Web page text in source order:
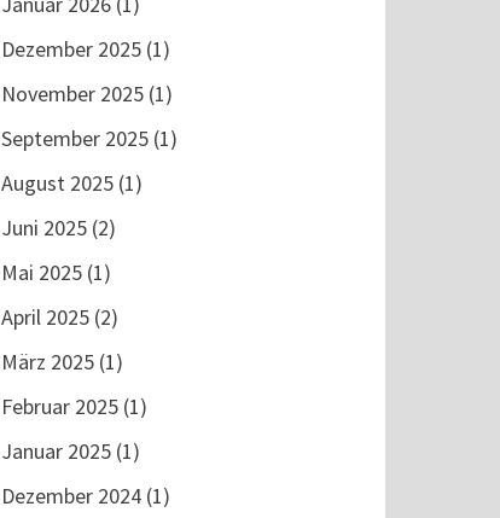
Dezember 2025 (1)
November 2025 (1)
September 2025 (1)
August 2025 (1)
Juni 2025 (2)
Mai 2025 (1)
April 2025 (2)
März 2025 (1)
Februar 2025 (1)
Januar 2025 (1)
Dezember 2024 (1)